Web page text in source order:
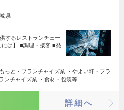
県
するレストランチェー
には】 ■調理・接客 ■発
っと・フランチャイズ業 ・やよい軒・フラ
ンチャイズ業 ・食材・包装等…
詳細へ